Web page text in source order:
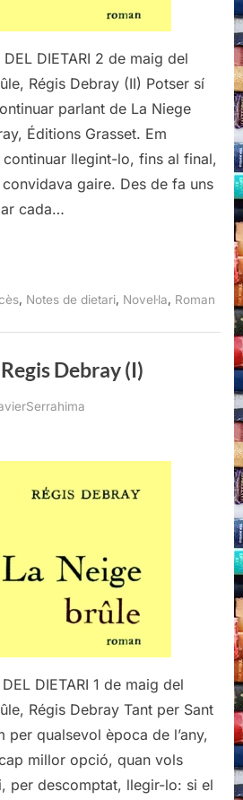
DIETARI 2 de maig del
Régis Debray (II) Potser sí
parlant de La Niege
Éditions Grasset. Em
llegint-lo, fins al final,
convidava gaire. Des de fa uns
cada…
, Notes de dietari, Novel·la, Roman
Debray (I)
brûle,
(I)
DIETARI 1 de maig del
Régis Debray Tant per Sant
qualsevol època de l’any,
millor opció, quan vols
per descomptat, llegir-lo: si el